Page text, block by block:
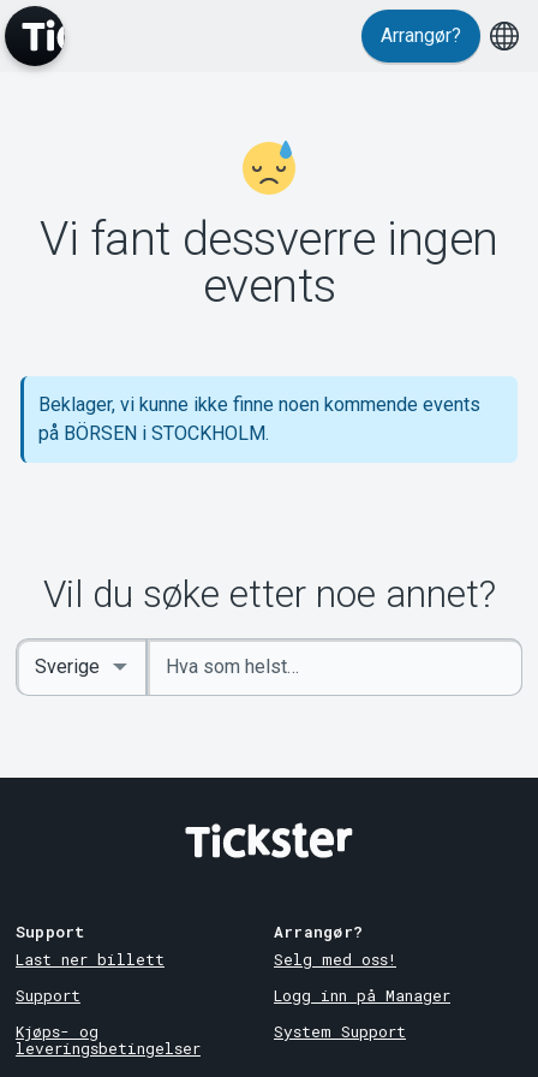
Support
Om Tickster
Arrangør?
Vi fant dessverre ingen
events
Beklager, vi kunne ikke finne noen kommende events
på BÖRSEN i STOCKHOLM.
Vil du søke etter noe annet?
Angi
nøkkelord
Select
Country
Support
Last ner billett
Support
Kjøps- og
leveringsbetingelser
Arrangør?
Selg med oss!
Logg inn på Manager
System Support